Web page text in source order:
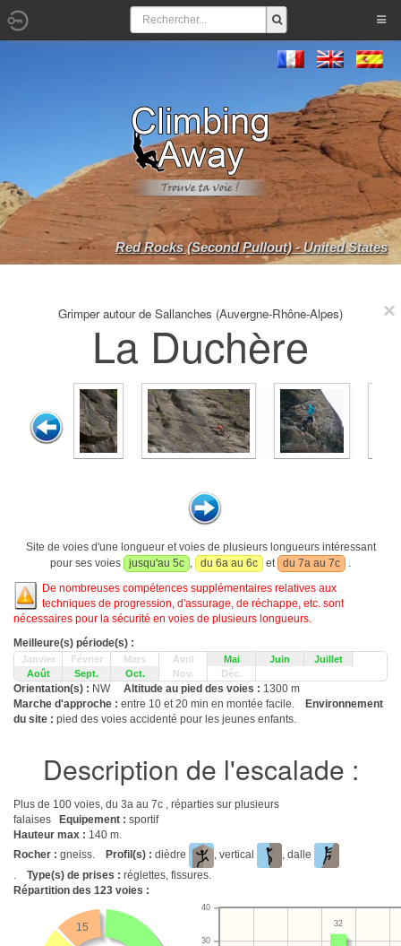
Red Rocks (Second Pullout) - United States
Grimper autour de Sallanches (Auvergne-Rhône-Alpes)
La Duchère
Site de voies d'une longueur et voies de plusieurs longueurs intéressant
pour ses voies
jusqu'au 5c , du 6a au 6c et du 7a au 7c
.
De nombreuses compétences supplémentaires relatives aux
techniques de progression, d'assurage, de réchappe, etc. sont
nécessaires pour la sécurité en voies de plusieurs longueurs.
Meilleure(s) période(s) :
Janvier Février Mars Avril Mai Juin
Juillet
Août
Sept. Oct. Nov. Déc.
Orientation(s) : NW Altitude au pied des voies : 1300 m
Marche d'approche : entre 10 et 20 min en montée facile.
Environnement
du site : pied des voies accidenté pour les jeunes enfants.
Description de l'escalade :
Plus de 100 voies, du 3a au 7c , réparties sur plusieurs
falaises
Equipement : sportif
Hauteur max : 140 m.
Rocher : gneiss. Profil(s) : dièdre , vertical
, dalle
. Type(s) de prises : réglettes, fissures.
Répartition des 123 voies :
15
30
40
32